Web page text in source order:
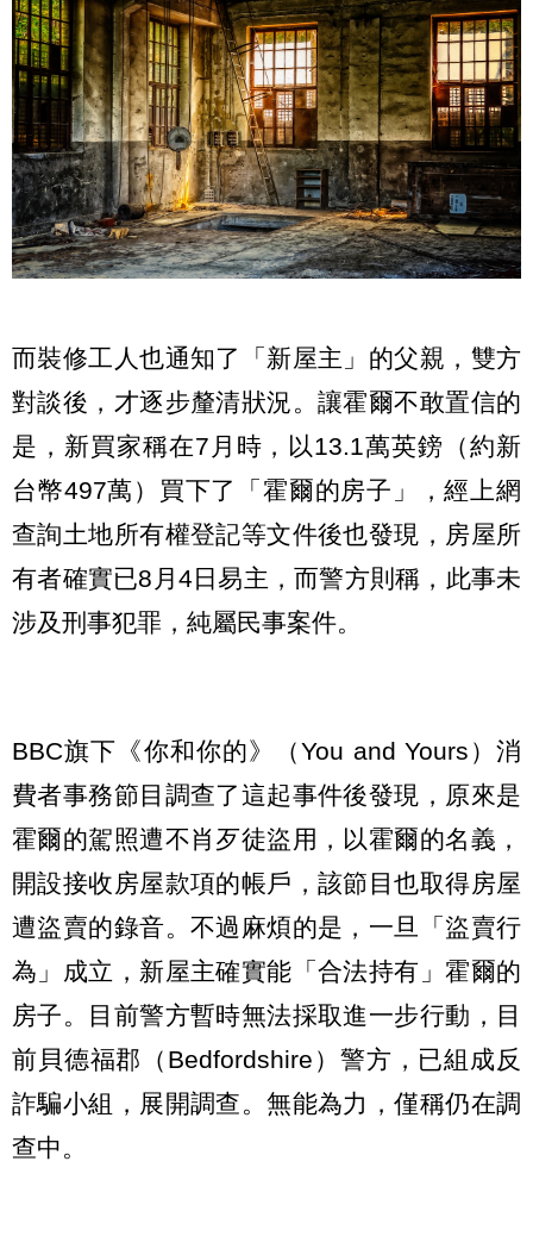
而裝修工人也通知了「新屋主」的父親，雙方
對談後，才逐步釐清狀況。讓霍爾不敢置信的
是，新買家稱在7月時，以13.1萬英鎊（約新
台幣497萬）買下了「霍爾的房子」，經上網
查詢土地所有權登記等文件後也發現，房屋所
有者確實已8月4日易主，而警方則稱，此事未
涉及刑事犯罪，純屬民事案件。
BBC旗下《你和你的》（You and Yours）消
費者事務節目調查了這起事件後發現，原來是
霍爾的駕照遭不肖歹徒盜用，以霍爾的名義，
開設接收房屋款項的帳戶，該節目也取得房屋
遭盜賣的錄音。不過麻煩的是，一旦「盜賣行
為」成立，新屋主確實能「合法持有」霍爾的
房子。目前警方暫時無法採取進一步行動，目
前貝德福郡（Bedfordshire）警方，已組成反
詐騙小組，展開調查。無能為力，僅稱仍在調
查中。